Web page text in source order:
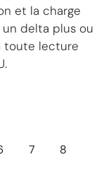
et la charge
un delta plus ou
toute lecture
7
8